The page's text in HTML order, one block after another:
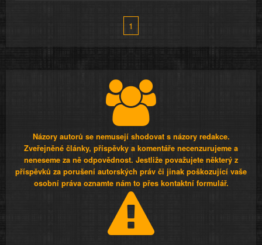
1
Názory autorů se nemusejí shodovat s názory redakce.
Zveřejněné články, příspěvky a komentáře necenzurujeme a
neneseme za ně odpovědnost. Jestliže považujete některý z
příspěvků za porušení autorských práv či jinak poškozující vaše
osobní práva oznamte nám to přes kontaktní formulář.